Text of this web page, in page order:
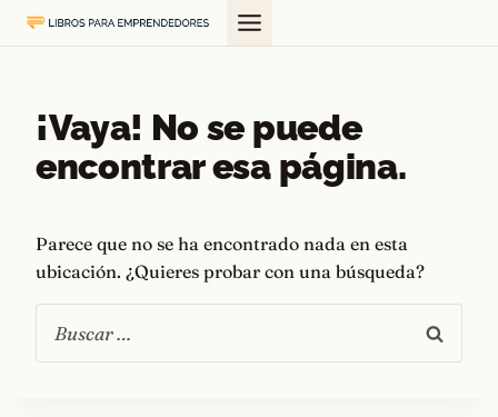
Saltar
al
¡Vaya! No se puede
encontrar esa página.
Parece que no se ha encontrado nada en esta
ubicación. ¿Quieres probar con una búsqueda?